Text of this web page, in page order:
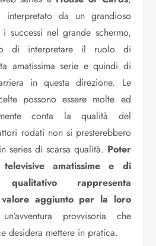
da un grandioso
successi nel grande schermo,
di interpretare il ruolo di
amatissima serie e quindi di
in questa direzione. Le
possono essere molte ed
conta la qualità del
rodati non si presterebbero
series di scarsa qualità. Poter
amatissime e di
rappresenta
aggiunto per la loro
provvisoria che
desidera mettere in pratica.